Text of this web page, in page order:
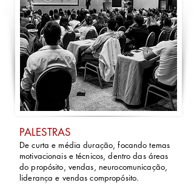
PALESTRAS
De curta e média duração, focando temas
motivacionais e técnicos, dentro das áreas
do propósito, vendas, neurocomunicação,
liderança e vendas compropósito.